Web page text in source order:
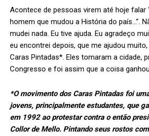
Acontece de pessoas virem até hoje falar
homem que mudou a História do país…”.
mudei nada. Eu tive ajuda. Eu agradeço
eu encontrei depois, que me ajudou
Caras Pintadas*. Eles tomaram a cidade,
Congresso e foi assim que a coisa
*O movimento dos Caras Pintadas foi
jovens, principalmente estudantes, que
em 1992 ao protestar contra o então
Collor de Mello. Pintando seus rostos